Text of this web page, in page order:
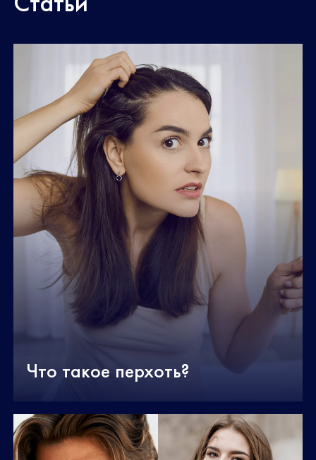
Что такое перхоть?